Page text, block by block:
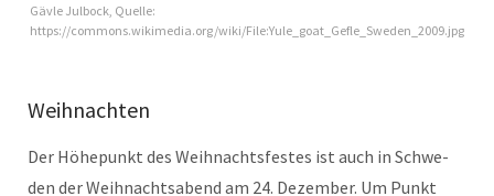
Gävle Jul­bock, Quelle:
https://commons.wikimedia.org/wiki/File:Yule_goat_Gefle_Sweden_2009.jpg
Weihnachten
Der Höhep­unkt des Wei­h­nachts­festes ist auch in Schwe­
den der Wei­h­nachtsabend am 24. Dezem­ber. Um Punkt